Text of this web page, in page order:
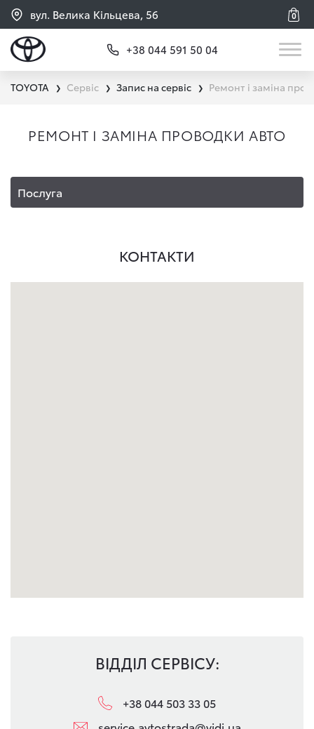
вул. Велика Кільцева, 56 0
+38 044 591 50 04
TOYOTA ❯ Сервіс ❯ Запис на сервіс ❯ Ремонт і заміна
РЕМОНТ І ЗАМІНА ПРОВОДКИ АВТО
Послуга
КОНТАКТИ
ВІДДІЛ СЕРВІСУ:
+38 044 503 33 05